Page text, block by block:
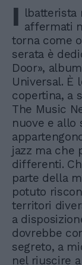
I lbatterista
affermati
torna come
serata è
Door»,
Universal. È
copertina, a
The Music
nuove e allo
jazz ma che
differenti.
parte della
potuto
territori
a
dovrebbe
segreto, a
nel riuscire